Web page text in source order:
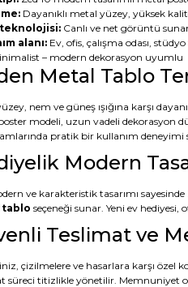
Dayanıklı metal yüzey, yüksek
teknolojisi:Canlı ve net görüntü
alanı:Ev, ofis, çalışma odası,
– modern dekorasyon uyumlu
Metal Tablo
nem ve güneş ışığına karşı
modeli, uzun vadeli dekorasyon
pratik bir kullanım deneyimi
Modern
ve karakteristik tasarımı
tablo seçeneği sunar. Yeni ev
Teslimat ve
çizilmelere ve hasarlara karşı özel
süreci titizlikle yönetilir. Memnuniyet